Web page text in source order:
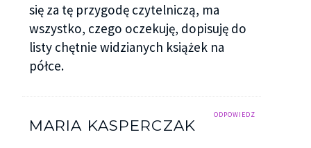
się za tę przygodę czytelniczą, ma
wszystko, czego oczekuję, dopisuję do
listy chętnie widzianych książek na
półce.
ODPOWIEDZ
MARIA KASPERCZAK